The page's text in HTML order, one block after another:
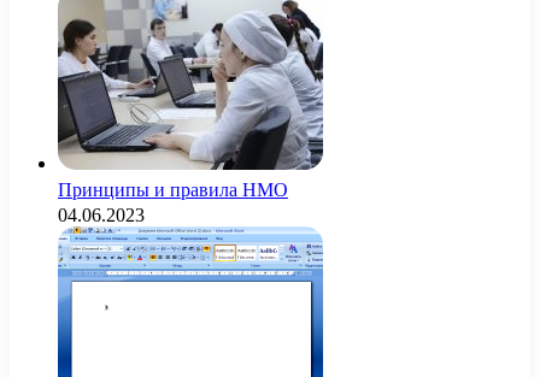
Принципы и правила НМО
04.06.2023